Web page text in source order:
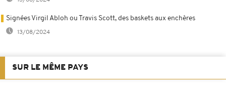
Signées Virgil Abloh ou Travis Scott, des baskets aux enchères
13/08/2024
SUR LE MÊME PAYS